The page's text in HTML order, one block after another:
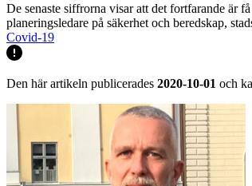
De senaste siffrorna visar att det fortfarande är
planeringsledare på säkerhet och beredskap,
Covid-19
Den här artikeln publicerades 2020-10-01 och